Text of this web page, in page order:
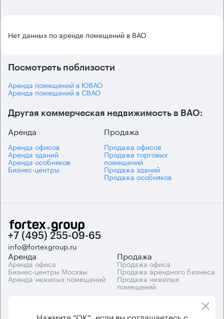
Нет данных по аренде помещений в ВАО
Посмотреть поблизости
Аренда помещений в ЮВАО
Аренда помещений в СВАО
Другая коммерческая недвижимость в ВАО:
Аренда
Аренда офисов
Аренда зданий
Аренда особняков
Бизнес-центры
Продажа
Продажа офисов
Продажа торговых
помещений
Продажа зданий
Продажа особняков
+7 (495) 255-09-65
info@fortexgroup.ru
Аренда
Аренда офиса
Бизнес-центры Москвы
Аренда нежилых помещений
Продажа
Продажа офиса
Продажа арендного бизнеса
Продажа нежилых
помещений
Каталог бизнес-центров О компании
Нажмите “ОК”, если вы соглашаетесь с